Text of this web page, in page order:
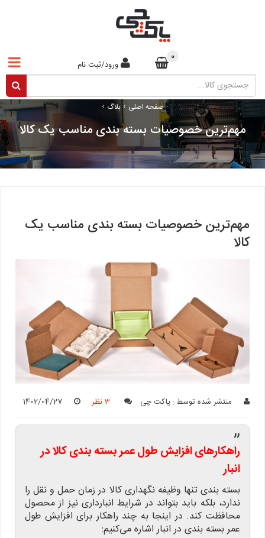
ورود/ثبت نام
0
صفحه اصلی › بلاگ ›
مهم‌ترین خصوصیات بسته بندی مناسب یک کالا
مهم‌ترین خصوصیات بسته بندی مناسب یک
کالا
منتشر شده توسط : پاکت چی 3 نظر 1402/04/27
”
راهکارهای افزایش طول عمر بسته بندی کالا در
انبار
بسته بندی تنها وظیفه نگهداری کالا در زمان حمل و نقل را
ندارد، بلکه باید بتواند در شرایط انبارداری نیز از محصول
محافظت کند. در اینجا به چند راهکار برای افزایش طول
عمر بسته بندی در انبار اشاره می‌کنیم: